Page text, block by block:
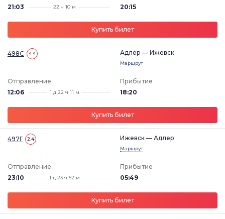
21:03
22 ч 10 м
20:15
Купить билет
498С 4.4 Адлер — Ижевск
Маршрут
Отправление
12:06
1 д 22 ч 11 м
Прибытие
18:20
Купить билет
497Г 2.4 Ижевск — Адлер
Маршрут
Отправление
23:10
1 д 23 ч 52 м
Прибытие
05:49
Купить билет